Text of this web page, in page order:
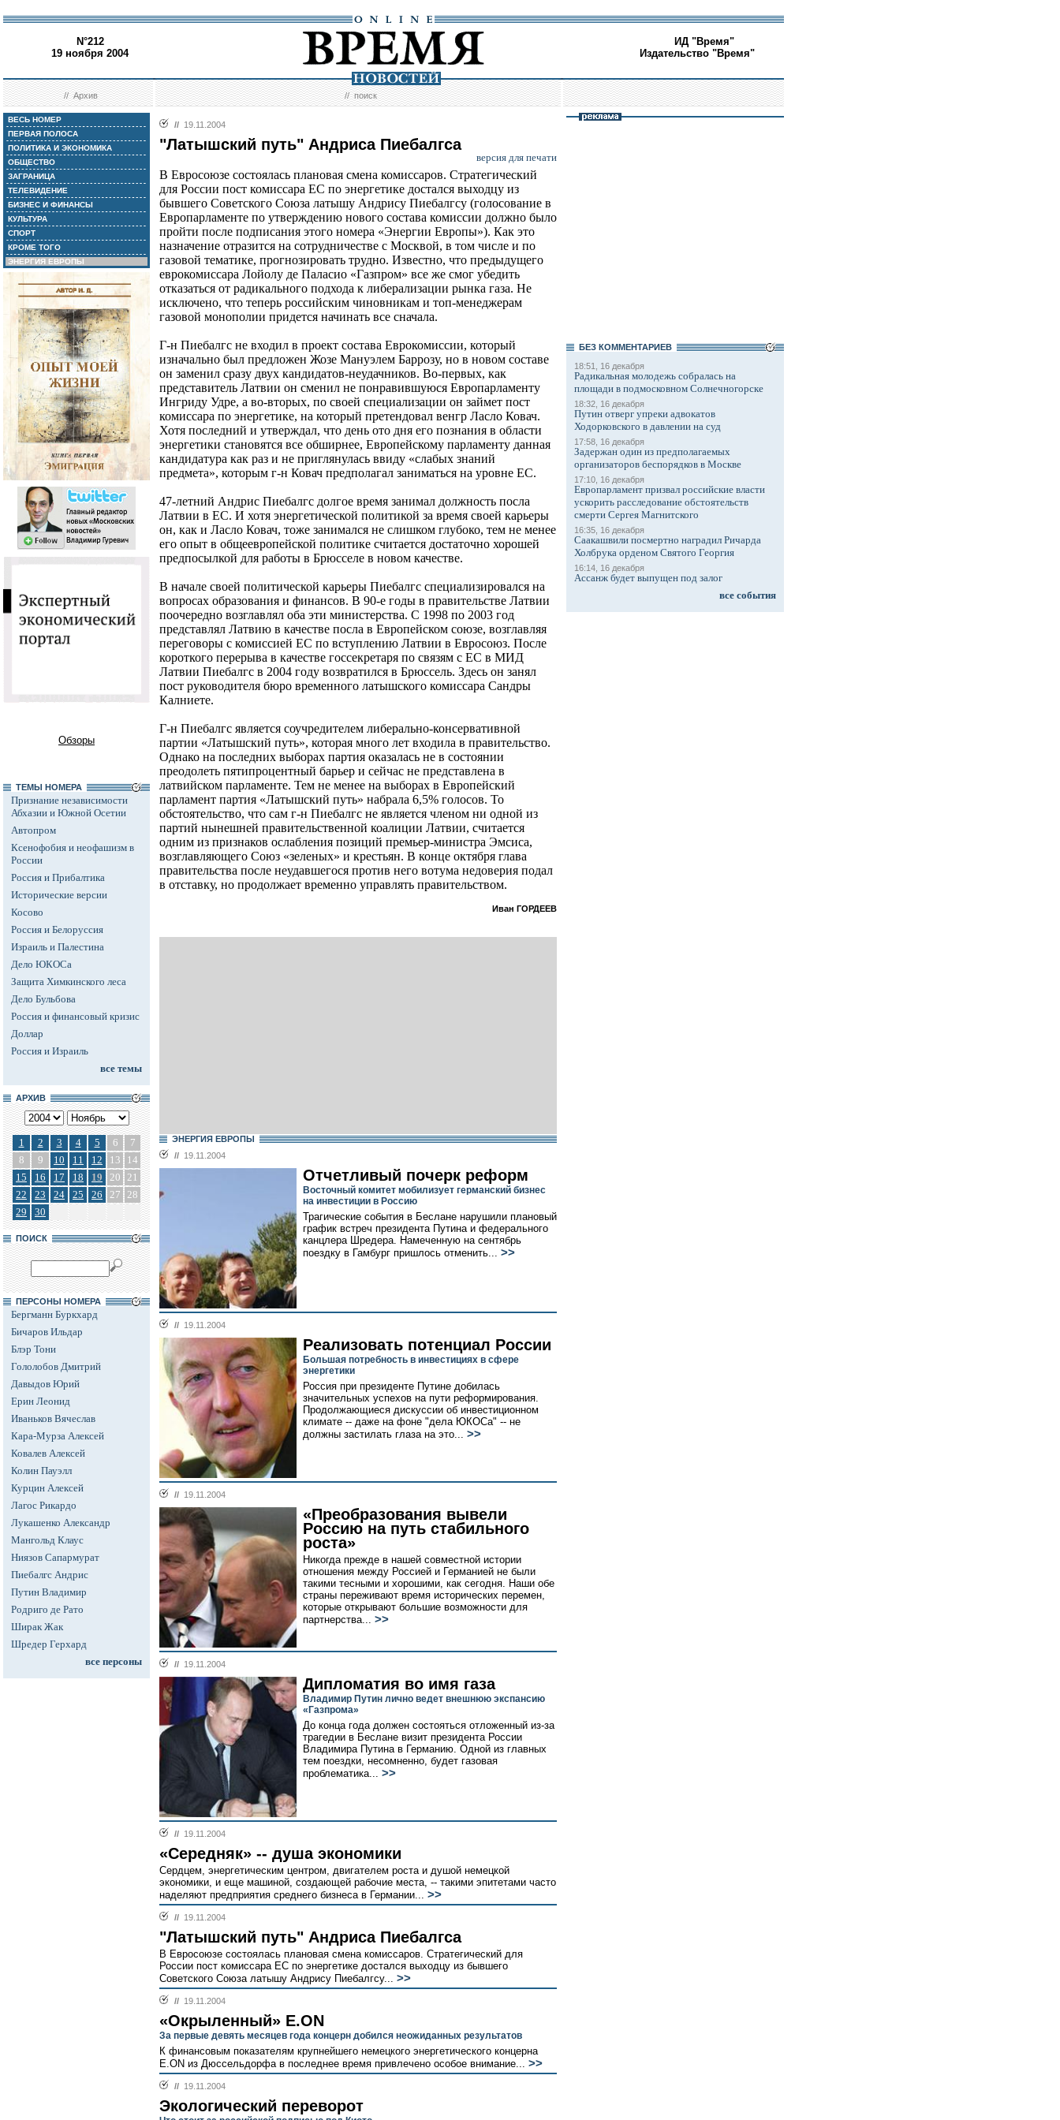
N°212
19 ноября 2004
ИД "Время"
Издательство "Время"
//Архив //поиск
ВЕСЬ НОМЕР
ПЕРВАЯ ПОЛОСА
ПОЛИТИКА И ЭКОНОМИКА
ОБЩЕСТВО
ЗАГРАНИЦА
ТЕЛЕВИДЕНИЕ
БИЗНЕС И ФИНАНСЫ
КУЛЬТУРА
СПОРТ
КРОМЕ ТОГО
ЭНЕРГИЯ ЕВРОПЫ
Обзоры
ТЕМЫ НОМЕРА
Признание независимости
Абхазии и Южной Осетии
Автопром
Ксенофобия и неофашизм в
России
Россия и Прибалтика
Исторические версии
Косово
Россия и Белоруссия
Израиль и Палестина
Дело ЮКОСа
Защита Химкинского леса
Дело Бульбова
Россия и финансовый кризис
Доллар
Россия и Израиль
все темы
АРХИВ
1 2 3 4 5 6
7
8
9 10 11 12 13
14
15
16 17 18 19 20 21
22
23 24 25 26 27 28
29
30
ПОИСК
ПЕРСОНЫ НОМЕРА
Бергманн Буркхард
Бичаров Ильдар
Блэр Тони
Гололобов Дмитрий
Давыдов Юрий
Ерин Леонид
Иваньков Вячеслав
Кара-Мурза Алексей
Ковалев Алексей
Колин Пауэлл
Курцин Алексей
Лагос Рикардо
Лукашенко Александр
Мангольд Клаус
Ниязов Сапармурат
Пиебалгс Андрис
Путин Владимир
Родриго де Рато
Ширак Жак
Шредер Герхард
все персоны
// 19.11.2004
"Латышский путь" Андриса Пиебалгса
версия для печати
В Евросоюзе состоялась плановая смена комиссаров. Стратегический
для России пост комиссара ЕС по энергетике достался выходцу из
бывшего Советского Союза латышу Андрису Пиебалгсу (голосование в
Европарламенте по утверждению нового состава комиссии должно было
пройти после подписания этого номера «Энергии Европы»). Как это
назначение отразится на сотрудничестве с Москвой, в том числе и по
газовой тематике, прогнозировать трудно. Известно, что предыдущего
еврокомиссара Лойолу де Паласио «Газпром» все же смог убедить
отказаться от радикального подхода к либерализации рынка газа. Не
исключено, что теперь российским чиновникам и топ-менеджерам
газовой монополии придется начинать все сначала.
Г-н Пиебалгс не входил в проект состава Еврокомиссии, который
изначально был предложен Жозе Мануэлем Баррозу, но в новом составе
он заменил сразу двух кандидатов-неудачников. Во-первых, как
представитель Латвии он сменил не понравившуюся Европарламенту
Ингриду Удре, а во-вторых, по своей специализации он займет пост
комиссара по энергетике, на который претендовал венгр Ласло Ковач.
Хотя последний и утверждал, что день ото дня его познания в области
энергетики становятся все обширнее, Европейскому парламенту данная
кандидатура как раз и не приглянулась ввиду «слабых знаний
предмета», которым г-н Ковач предполагал заниматься на уровне ЕС.
47-летний Андрис Пиебалгс долгое время занимал должность посла
Латвии в ЕС. И хотя энергетической политикой за время своей карьеры
он, как и Ласло Ковач, тоже занимался не слишком глубоко, тем не менее
его опыт в общеевропейской политике считается достаточно хорошей
предпосылкой для работы в Брюсселе в новом качестве.
В начале своей политической карьеры Пиебалгс специализировался на
вопросах образования и финансов. В 90-е годы в правительстве Латвии
поочередно возглавлял оба эти министерства. С 1998 по 2003 год
представлял Латвию в качестве посла в Европейском союзе, возглавляя
переговоры с комиссией ЕС по вступлению Латвии в Евросоюз. После
короткого перерыва в качестве госсекретаря по связям с ЕС в МИД
Латвии Пиебалгс в 2004 году возвратился в Брюссель. Здесь он занял
пост руководителя бюро временного латышского комиссара Сандры
Калниете.
Г-н Пиебалгс является соучредителем либерально-консервативной
партии «Латышский путь», которая много лет входила в правительство.
Однако на последних выборах партия оказалась не в состоянии
преодолеть пятипроцентный барьер и сейчас не представлена в
латвийском парламенте. Тем не менее на выборах в Европейский
парламент партия «Латышский путь» набрала 6,5% голосов. То
обстоятельство, что сам г-н Пиебалгс не является членом ни одной из
партий нынешней правительственной коалиции Латвии, считается
одним из признаков ослабления позиций премьер-министра Эмсиса,
возглавляющего Союз «зеленых» и крестьян. В конце октября глава
правительства после неудавшегося против него вотума недоверия подал
в отставку, но продолжает временно управлять правительством.
Иван ГОРДЕЕВ
ЭНЕРГИЯ ЕВРОПЫ
// 19.11.2004
Отчетливый почерк реформ
Восточный комитет мобилизует германский бизнес
на инвестиции в Россию
Трагические события в Беслане нарушили плановый
график встреч президента Путина и федерального
канцлера Шредера. Намеченную на сентябрь
поездку в Гамбург пришлось отменить... >>
// 19.11.2004
Реализовать потенциал России
Большая потребность в инвестициях в сфере
энергетики
Россия при президенте Путине добилась
значительных успехов на пути реформирования.
Продолжающиеся дискуссии об инвестиционном
климате -- даже на фоне "дела ЮКОСа" -- не
должны застилать глаза на это... >>
// 19.11.2004
«Преобразования вывели
Россию на путь стабильного
роста»
Никогда прежде в нашей совместной истории
отношения между Россией и Германией не были
такими тесными и хорошими, как сегодня. Наши обе
страны переживают время исторических перемен,
которые открывают большие возможности для
партнерства... >>
// 19.11.2004
Дипломатия во имя газа
Владимир Путин лично ведет внешнюю экспансию
«Газпрома»
До конца года должен состояться отложенный из-за
трагедии в Беслане визит президента России
Владимира Путина в Германию. Одной из главных
тем поездки, несомненно, будет газовая
проблематика... >>
// 19.11.2004
«Середняк» -- душа экономики
Сердцем, энергетическим центром, двигателем роста и душой немецкой
экономики, и еще машиной, создающей рабочие места, -- такими эпитетами часто
наделяют предприятия среднего бизнеса в Германии... >>
// 19.11.2004
"Латышский путь" Андриса Пиебалгса
В Евросоюзе состоялась плановая смена комиссаров. Стратегический для
России пост комиссара ЕС по энергетике достался выходцу из бывшего
Советского Союза латышу Андрису Пиебалгсу... >>
// 19.11.2004
«Окрыленный» E.ON
За первые девять месяцев года концерн добился неожиданных результатов
К финансовым показателям крупнейшего немецкого энергетического концерна
E.ON из Дюссельдорфа в последнее время привлечено особое внимание... >>
// 19.11.2004
Экологический переворот
БЕЗ КОМMЕНТАРИЕВ
18:51, 16 декабря
Радикальная молодежь собралась на
площади в подмосковном Солнечногорске
18:32, 16 декабря
Путин отверг упреки адвокатов
Ходорковского в давлении на суд
17:58, 16 декабря
Задержан один из предполагаемых
организаторов беспорядков в Москве
17:10, 16 декабря
Европарламент призвал российские власти
ускорить расследование обстоятельств
смерти Сергея Магнитского
16:35, 16 декабря
Саакашвили посмертно наградил Ричарда
Холбрука орденом Святого Георгия
16:14, 16 декабря
Ассанж будет выпущен под залог
все события